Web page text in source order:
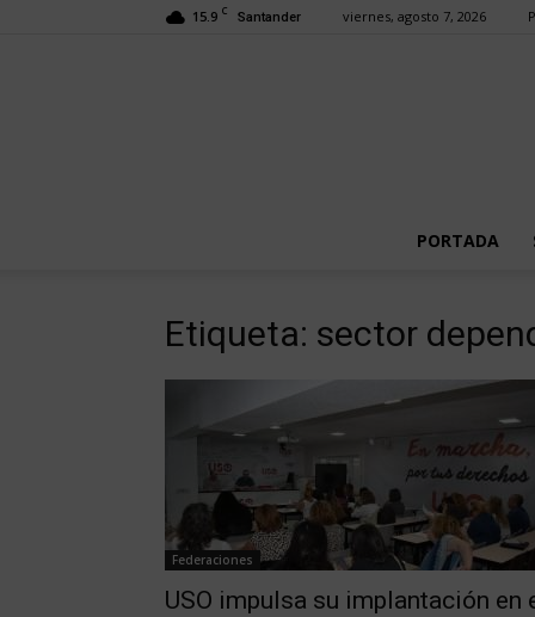
15.9 C Santander viernes, agosto 7, 2026
PORTADA
Etiqueta: sector
Federaciones
USO impulsa su implantación en